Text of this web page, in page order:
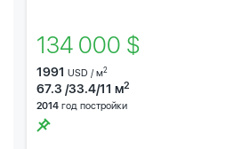
134 000 $
1991 USD / м2
67.3 /33.4/11 м2
2014 год постройки